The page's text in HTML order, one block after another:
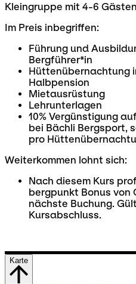
Kleingruppe mit 4-6
Im Preis inbegriffen:
Führung und
Bergführer*in
Hüttenübernachtung
Halbpension
Mietausrüstung
Lehrunterlagen
10% Vergünstigung
bei Bächli Bergsport,
pro
Weiterkommen lohnt sich:
Nach diesem Kurs
bergpunkt Bonus von
nächste Buchung.
Kursabschluss.
Karte